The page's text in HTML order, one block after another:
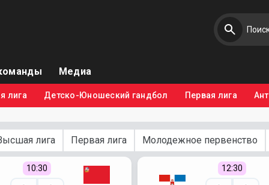
Медиа
лига Детско-Юношеский гандбол Первая лига
лига Первая лига Молодежное первенство
10:30 12:30